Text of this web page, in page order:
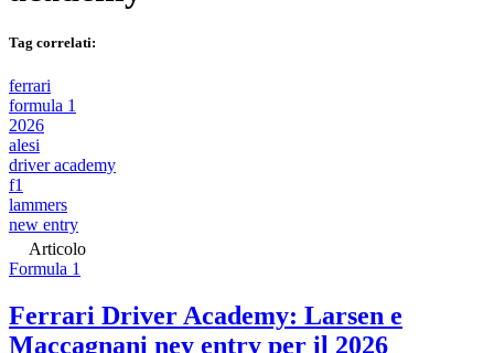
Tag correlati:
ferrari
formula 1
2026
alesi
driver academy
f1
lammers
new entry
Articolo
Formula 1
Ferrari Driver Academy: Larsen e
Maccagnani ney entry per il 2026